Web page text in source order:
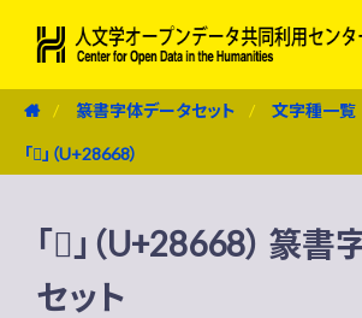
篆書字体データセット 文字種一覧
「𨙨」（U+28668）
「𨙨」（U+28668） 篆
セット